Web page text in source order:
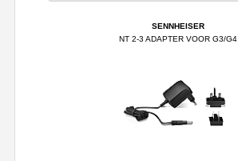
SENNHEISER
NT 2-3 ADAPTER VOOR G3/G4